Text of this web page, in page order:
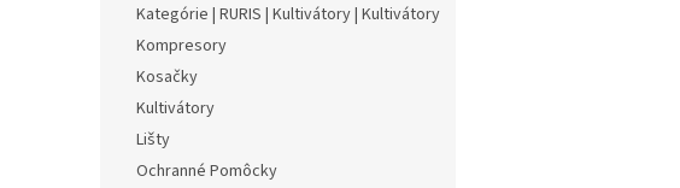
Kategórie | RURIS | Kultivátory | Kultivátory
Kompresory
Kosačky
Kultivátory
Lišty
Ochranné Pomôcky